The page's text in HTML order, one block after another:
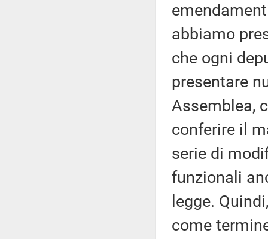
abbiamo
che ogni
presentare
Assemblea,
conferire il
serie di
funzionali
legge.
come